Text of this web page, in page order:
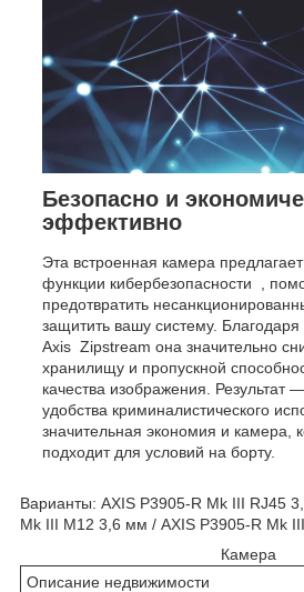
Безопасно и
эффективно
Эта встроенная камера
функции кибербезопасности ,
предотвратить
защитить вашу систему. Благодаря
Axis Zipstream она значительно
хранилищу и пропускной
качества изображения. Результат
удобства криминалистического
значительная экономия и камера,
подходит для условий на борту.
Варианты: AXIS P3905-R Mk III RJ45
Mk III M12 3,6 мм / AXIS P3905-R Mk
Камера
Описание недвижимости